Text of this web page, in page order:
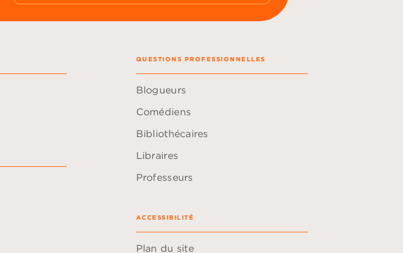
QUESTIONS PROFESSIONNELLES
Blogueurs
Comédiens
Bibliothécaires
Libraires
Professeurs
ACCESSIBILITÉ
Plan du site